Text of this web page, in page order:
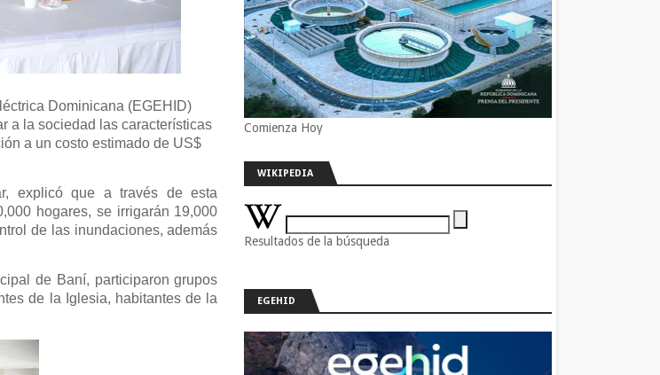
Dominicana (EGEHID)
a la sociedad las características
a un costo estimado de US$
explicó que a través de esta
hogares, se irrigarán 19,000
de las inundaciones, además
de Baní, participaron grupos
de la Iglesia, habitantes de la
Comienza Hoy
WIKIPEDIA
Resultados de la búsqueda
EGEHID